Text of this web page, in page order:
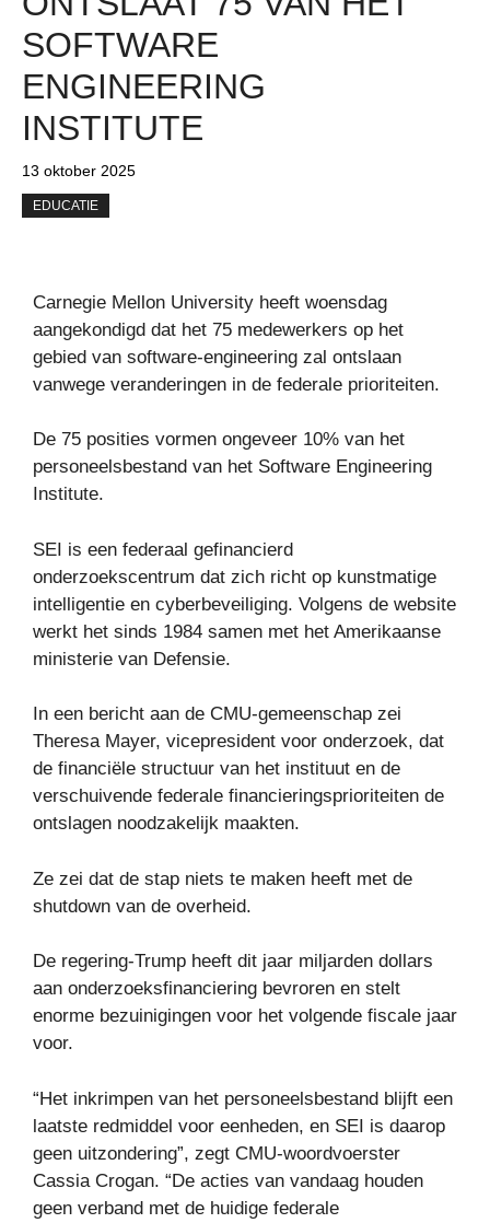
SOFTWARE
ENGINEERING
INSTITUTE
13 oktober 2025
EDUCATIE
Carnegie Mellon University heeft woensdag
aangekondigd dat het 75 medewerkers op het
gebied van software-engineering zal ontslaan
vanwege veranderingen in de federale prioriteiten.
De 75 posities vormen ongeveer 10% van het
personeelsbestand van het Software Engineering
Institute.
SEI is een federaal gefinancierd
onderzoekscentrum dat zich richt op kunstmatige
intelligentie en cyberbeveiliging. Volgens de website
werkt het sinds 1984 samen met het Amerikaanse
ministerie van Defensie.
In een bericht aan de CMU-gemeenschap zei
Theresa Mayer, vicepresident voor onderzoek, dat
de financiële structuur van het instituut en de
verschuivende federale financieringsprioriteiten de
ontslagen noodzakelijk maakten.
Ze zei dat de stap niets te maken heeft met de
shutdown van de overheid.
De regering-Trump heeft dit jaar miljarden dollars
aan onderzoeksfinanciering bevroren en stelt
enorme bezuinigingen voor het volgende fiscale jaar
voor.
“Het inkrimpen van het personeelsbestand blijft een
laatste redmiddel voor eenheden, en SEI is daarop
geen uitzondering”, zegt CMU-woordvoerster
Cassia Crogan. “De acties van vandaag houden
geen verband met de huidige federale